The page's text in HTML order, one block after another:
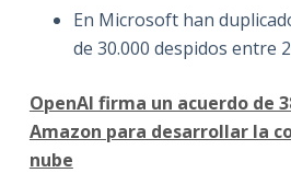
En Microsoft han
de 30.000 despidos entre
OpenAI firma un acuerdo de
Amazon para desarrollar la
nube